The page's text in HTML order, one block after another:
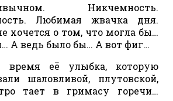
Никчемность.
Любимая жвачка дня.
хочется о том, что могла бы…
А ведь было бы… А вот фиг…
время её улыбка, которую
шаловливой, плутовской,
тает в гримасу горечи…